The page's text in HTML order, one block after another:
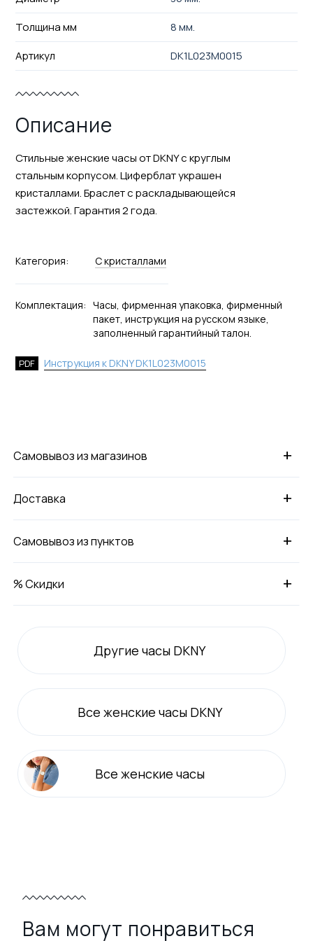
Толщина мм
8 мм.
Артикул
DK1L023M0015
Описание
Стильные женские часы от DKNY с круглым
стальным корпусом. Циферблат украшен
кристаллами. Браслет с раскладывающейся
застежкой. Гарантия 2 года.
Категория: С кристаллами
Комплектация: Часы, фирменная упаковка, фирменный
пакет, инструкция на русском языке,
заполненный гарантийный талон.
PDF Инструкция к DKNY DK1L023M0015
+
Самовывоз из магазинов
+
Доставка
+
Самовывоз из пунктов
+
% Скидки
Другие часы DKNY
Все женские часы DKNY
Все женские часы
Вам могут понравиться